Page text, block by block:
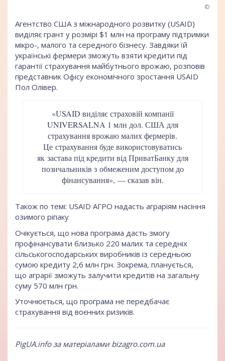
©
Агентство США з міжнародного розвитку (USAID)
виділяє грант у розмірі $1 млн на програму підтримки
мікро-, малого та середного бізнесу. Завдяки їй
українські фермери зможуть взяти кредити під
гарантії страхування майбутнього врожаю, розповів
представник Офісу економічного зростання USAID
Пол Олівер.
«USAID виділяє страховій компанії
UNIVERSALNA 1 млн дол. США для
страхування врожаю малих фермерів.
Це страхування буде використовуватись
як застава під кредити від ПриватБанку для
позичальників з обмеженим доступом до
фінансування», — сказав він.
Також по темі: USAID АГРО надасть аграріям насіння
озимого ріпаку
Очікується, що нова програма дасть змогу
профінансувати близько 220 малих та середніх
сільськогосподарських виробників із середньою
сумою кредиту 2,6 млн грн. Зокрема, планується,
що аграрії зможуть залучити кредитів на загальну
суму 570 млн грн.
Уточнюється, що програма не передбачає
страхування від воєнних ризиків.
PigUA.info за матеріалами bizagro.com.ua